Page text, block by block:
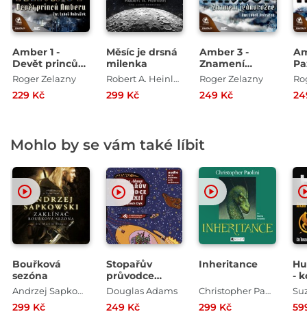
Amber 1 -
Devět princů
Amberu
Roger Zelazny
229 Kč
Měsíc je drsná
milenka
Robert A. Heinlein
299 Kč
Amber 3 -
Znamení
jednorožce
Roger Zelazny
249 Kč
Mohlo by se vám také líbit
Bouřková
sezóna
Andrzej Sapkowski
299 Kč
Stopařův
průvodce
galaxií
Douglas Adams
249 Kč
Inheritance
Christopher Paolini
299 Kč
-
díl